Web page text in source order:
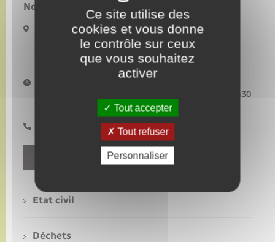
Nous contacter :
5 Place de l’église
27910 LES HOGUES
mairiedeshogues@orange.fr
Lundi–Mardi–Mercredi : 9h00-12h00 et 13h30-17h30
Jeudi : fermée au public Vendredi : 9h00-12h00
Etat civil
Déchets
Ce site utilise des
cookies et vous donne
le contrôle sur ceux
que vous souhaitez
activer
Tout accepter
Tout refuser
Personnaliser